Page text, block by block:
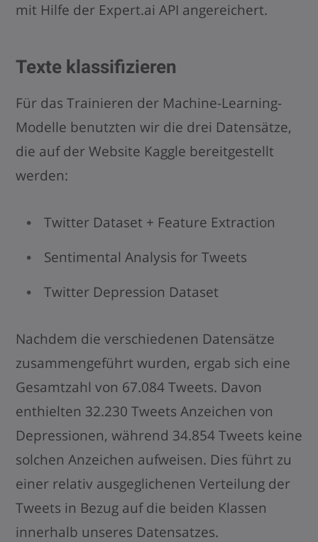
mit Hilfe der Expert.ai API angereichert.
Texte klassifizieren
Für das Trainieren der Machine-Learning-
Modelle benutzten wir die drei Datensätze,
die auf der Website Kaggle bereitgestellt
werden:
Twitter Dataset + Feature Extraction
Sentimental Analysis for Tweets
Twitter Depression Dataset
Nachdem die verschiedenen Datensätze
zusammengeführt wurden, ergab sich eine
Gesamtzahl von 67.084 Tweets. Davon
enthielten 32.230 Tweets Anzeichen von
Depressionen, während 34.854 Tweets keine
solchen Anzeichen aufweisen. Dies führt zu
einer relativ ausgeglichenen Verteilung der
Tweets in Bezug auf die beiden Klassen
innerhalb unseres Datensatzes.